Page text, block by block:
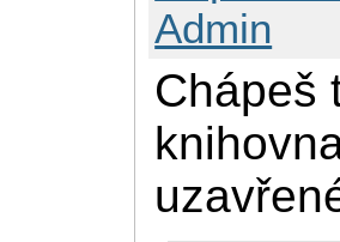
Admin
Chápeš